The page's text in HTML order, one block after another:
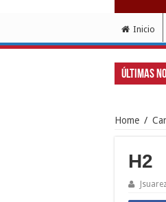
Inicio
Últimas
Home /
H2
Jsuarez